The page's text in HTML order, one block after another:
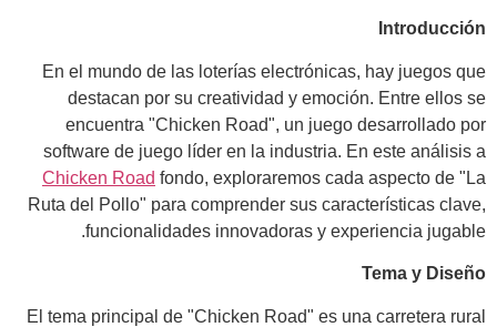
Introducción
En el mundo de las loterías electrónicas, hay juegos que
destacan por su creatividad y emoción. Entre ellos se
encuentra "Chicken Road", un juego desarrollado por
software de juego líder en la industria. En este análisis a
Chicken Road fondo, exploraremos cada aspecto de "La
Ruta del Pollo" para comprender sus características clave,
funcionalidades innovadoras y experiencia jugable.
Tema y Diseño
El tema principal de "Chicken Road" es una carretera rural